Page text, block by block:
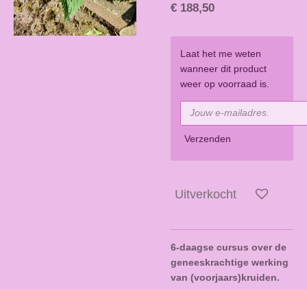
€ 188,50
Laat het me weten
wanneer dit product
weer op voorraad is.
Verzenden
Uitverkocht
6-daagse cursus over de
geneeskrachtige werking
van (voorjaars)kruiden.